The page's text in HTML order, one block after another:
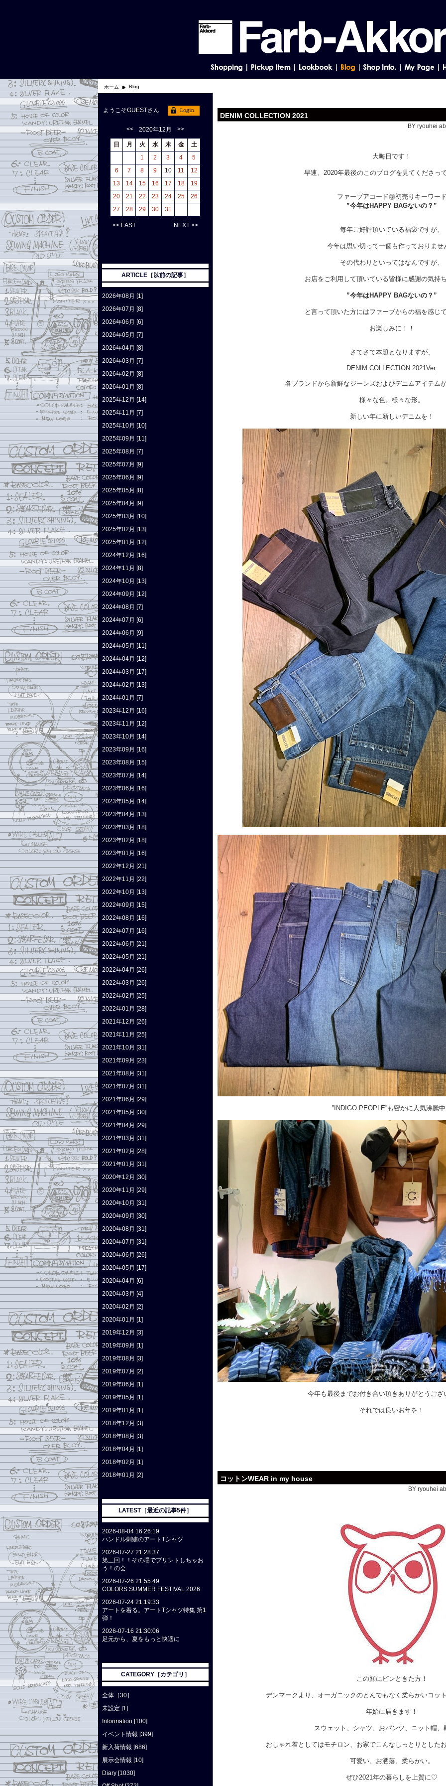
ホーム Blog
DENIM COLLECTION 2021
BY ryouhei
大晦日です！
早速、2020年最後のこのブログを見てくださっ
ファーブアコード㊙初売りキーワー
”今年はHAPPY BAGないの？”
毎年ご好評頂いている福袋ですが、
今年は思い切って一個も作っておりませ
その代わりといってはなんですが、
お店をご利用して頂いている皆様に感謝の気持
”今年はHAPPY BAGないの？”
と言って頂いた方にはファーブからの福を感じ
お楽しみに！！
さてさて本題となりますが、
DENIM COLLECTION 2021Ver.
各ブランドから新鮮なジーンズおよびデニムアイテム
様々な色、様々な形。
新しい年に新しいデニムを！
”INDIGO PEOPLE”も密かに人気沸騰
今年も最後までお付き合い頂きありがとうござ
それでは良いお年を！
コットンWEAR in my house
BY ryouhei
この顔にピンときた方！
デンマークより、オーガニックのとんでもなく柔らかいコッ
年始に届きます！
スウェット、シャツ、おパンツ、ニット帽、
おしゃれ着としてはモチロン、お家でこんなしっとりとした
可愛い、お洒落、柔らかい。
ぜひ2021年の暮らしを上質に♡
ようこそGUESTさん
<< 2020年12月 >>
日 月 火 水 木 金
土
1
2 3 4
5
6
7 8 9 10 11
12
13
14 15 16 17 18
19
20
21 22 23 24 25
26
27
28 29 30 31
<< LAST NEXT >>
ARTICLE［以前の記事］
2026年08月 [1]
2026年07月 [8]
2026年06月 [6]
2026年05月 [7]
2026年04月 [8]
2026年03月 [7]
2026年02月 [8]
2026年01月 [8]
2025年12月 [14]
2025年11月 [7]
2025年10月 [10]
2025年09月 [11]
2025年08月 [7]
2025年07月 [9]
2025年06月 [9]
2025年05月 [8]
2025年04月 [9]
2025年03月 [10]
2025年02月 [13]
2025年01月 [12]
2024年12月 [16]
2024年11月 [8]
2024年10月 [13]
2024年09月 [12]
2024年08月 [7]
2024年07月 [6]
2024年06月 [9]
2024年05月 [11]
2024年04月 [12]
2024年03月 [17]
2024年02月 [13]
2024年01月 [7]
2023年12月 [16]
2023年11月 [12]
2023年10月 [14]
2023年09月 [16]
2023年08月 [15]
2023年07月 [14]
2023年06月 [16]
2023年05月 [14]
2023年04月 [13]
2023年03月 [18]
2023年02月 [18]
2023年01月 [16]
2022年12月 [21]
2022年11月 [22]
2022年10月 [13]
2022年09月 [15]
2022年08月 [16]
2022年07月 [16]
2022年06月 [21]
2022年05月 [21]
2022年04月 [26]
2022年03月 [26]
2022年02月 [25]
2022年01月 [28]
2021年12月 [26]
2021年11月 [25]
2021年10月 [31]
2021年09月 [23]
2021年08月 [31]
2021年07月 [31]
2021年06月 [29]
2021年05月 [30]
2021年04月 [29]
2021年03月 [31]
2021年02月 [28]
2021年01月 [31]
2020年12月 [30]
2020年11月 [29]
2020年10月 [31]
2020年09月 [30]
2020年08月 [31]
2020年07月 [31]
2020年06月 [26]
2020年05月 [17]
2020年04月 [6]
2020年03月 [4]
2020年02月 [2]
2020年01月 [1]
2019年12月 [3]
2019年09月 [1]
2019年08月 [3]
2019年07月 [2]
2019年06月 [1]
2019年05月 [1]
2019年01月 [1]
2018年12月 [3]
2018年08月 [3]
2018年04月 [1]
2018年02月 [1]
2018年01月 [2]
LATEST［最近の記事5件］
2026-08-04 16:26:19
ハンドル刺繍のアートTシャツ
2026-07-27 21:28:37
第三回！！その場でプリントしちゃお
う！の会
2026-07-26 21:55:49
COLORS SUMMER FESTIVAL 2026
2026-07-24 21:19:33
アートを着る。アートTシャツ特集 第1
弾！
2026-07-16 21:30:06
足元から、夏をもっと快適に
CATEGORY［カテゴリ］
全体［30］
未設定 [1]
Information [100]
イベント情報 [399]
新入荷情報 [686]
展示会情報 [10]
Diary [1030]